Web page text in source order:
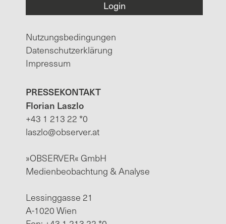
Nutzungsbedingungen
Datenschutzerklärung
Impressum
PRESSEKONTAKT
Florian Laszlo
+43 1 213 22 *0
laszlo@observer.at
»OBSERVER« GmbH
Medienbeobachtung & Analyse
Lessinggasse 21
A-1020 Wien